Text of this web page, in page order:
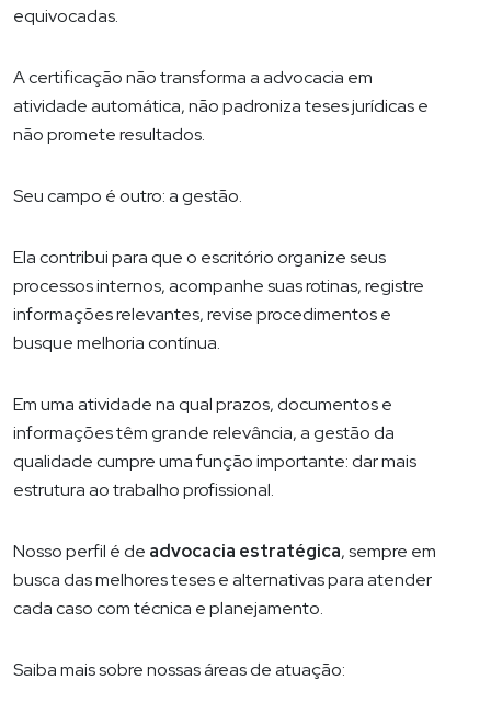
equivocadas.
A certificação não transforma a advocacia em
atividade automática, não padroniza teses jurídicas e
não promete resultados.
Seu campo é outro: a gestão.
Ela contribui para que o escritório organize seus
processos internos, acompanhe suas rotinas, registre
informações relevantes, revise procedimentos e
busque melhoria contínua.
Em uma atividade na qual prazos, documentos e
informações têm grande relevância, a gestão da
qualidade cumpre uma função importante: dar mais
estrutura ao trabalho profissional.
Nosso perfil é de advocacia estratégica, sempre em
busca das melhores teses e alternativas para atender
cada caso com técnica e planejamento.
Saiba mais sobre nossas áreas de atuação: